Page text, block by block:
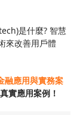
是什麼? 智慧
來改善用戶體
融應用與實務案
實應用案例！